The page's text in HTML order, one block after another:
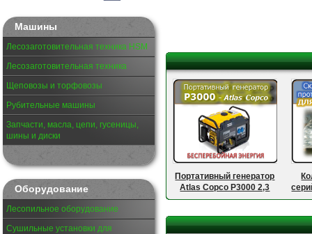
Машины
Лесозаготовительная техника HSM
Лесозаготовительная техника
Щеповозы и торфовозы
Рубительные машины
Запчасти, масла, цепи, гусеницы,
шины и диски
Оборудование
Лесопильное оборудование
Сушильные установки для
Портативный генератор
Atlas Copco P3000 2,3
кВт